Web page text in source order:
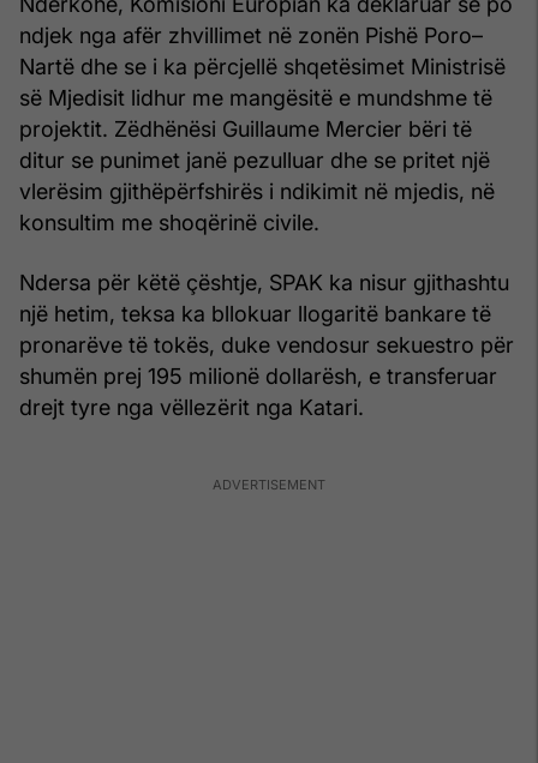
ndjek nga afër zhvillimet në zonën Pishë Poro–
Nartë dhe se i ka përcjellë shqetësimet Ministrisë
së Mjedisit lidhur me mangësitë e mundshme të
projektit. Zëdhënësi Guillaume Mercier bëri të
ditur se punimet janë pezulluar dhe se pritet një
vlerësim gjithëpërfshirës i ndikimit në mjedis, në
konsultim me shoqërinë civile.
Ndersa për këtë çështje, SPAK ka nisur gjithashtu
një hetim, teksa ka bllokuar llogaritë bankare të
pronarëve të tokës, duke vendosur sekuestro për
shumën prej 195 milionë dollarësh, e transferuar
drejt tyre nga vëllezërit nga Katari.